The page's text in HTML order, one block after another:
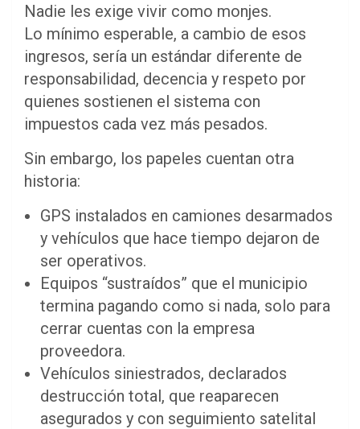
Nadie les exige vivir como monjes.
Lo mínimo esperable, a cambio de esos
ingresos, sería un estándar diferente de
responsabilidad, decencia y respeto por
quienes sostienen el sistema con
impuestos cada vez más pesados.
Sin embargo, los papeles cuentan otra
historia:
GPS instalados en camiones desarmados
y vehículos que hace tiempo dejaron de
ser operativos.
Equipos “sustraídos” que el municipio
termina pagando como si nada, solo para
cerrar cuentas con la empresa
proveedora.
Vehículos siniestrados, declarados
destrucción total, que reaparecen
asegurados y con seguimiento satelital